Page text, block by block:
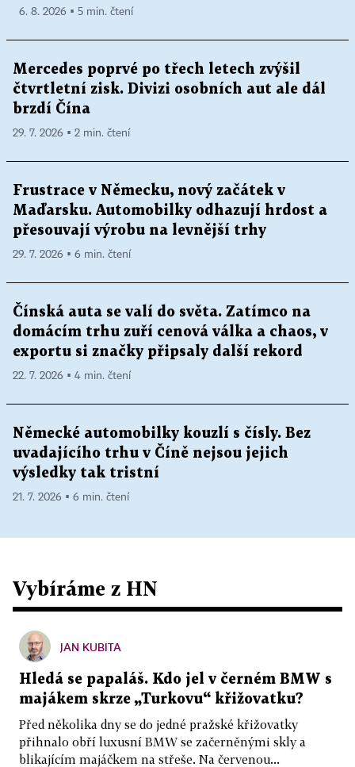
6. 8. 2026 ▪ 5 min. čtení
Mercedes poprvé po třech letech zvýšil
čtvrtletní zisk. Divizi osobních aut ale dál
brzdí Čína
29. 7. 2026 ▪ 2 min. čtení
Frustrace v Německu, nový začátek v
Maďarsku. Automobilky odhazují hrdost a
přesouvají výrobu na levnější trhy
29. 7. 2026 ▪ 6 min. čtení
Čínská auta se valí do světa. Zatímco na
domácím trhu zuří cenová válka a chaos, v
exportu si značky připsaly další rekord
22. 7. 2026 ▪ 4 min. čtení
Německé automobilky kouzlí s čísly. Bez
uvadajícího trhu v Číně nejsou jejich
výsledky tak tristní
21. 7. 2026 ▪ 6 min. čtení
Vybíráme z HN
JAN KUBITA
Hledá se papaláš. Kdo jel v černém BMW s
majákem skrze „Turkovu“ křižovatku?
Před několika dny se do jedné pražské křižovatky
přihnalo obří luxusní BMW se začerněnými skly a
blikajícím majáčkem na střeše. Na červenou...